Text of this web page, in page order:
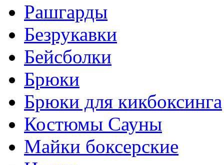
Рашгарды
Безрукавки
Бейсболки
Брюки
Брюки для кикбоксинга
Костюмы Сауны
Майки боксерские